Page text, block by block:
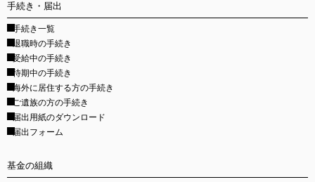
手続き・届出
手続き一覧
退職時の手続き
受給中の手続き
待期中の手続き
海外に居住する方の手続き
ご遺族の方の手続き
届出用紙のダウンロード
届出フォーム
基金の組織